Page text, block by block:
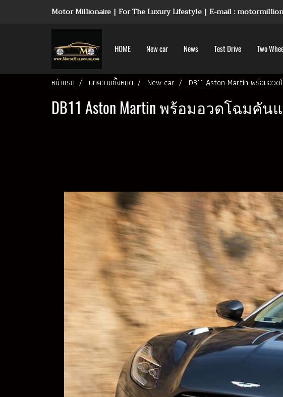
Motor Millionaire | For The Luxury Lifestyle | E-mail :
HOME New car News Test Drive Two
หน้าแรก บทความทั้งหมด New car DB11 Aston Martin พร้อมอวด
DB11 Aston Martin พร้อมอวดโฉมคัน